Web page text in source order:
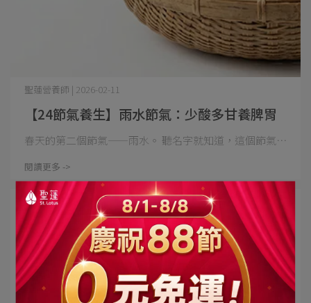
【24節氣養生】雨水節氣：少酸多甘養脾胃
聖蓮營養師 | 2026-02-11
春天的第二個節氣——雨水。 聽名字就知道，這個節氣⋯
閱讀更多 ->